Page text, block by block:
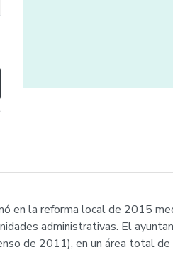
en la reforma local de 2015
administrativas. El
de 2011), en un área total